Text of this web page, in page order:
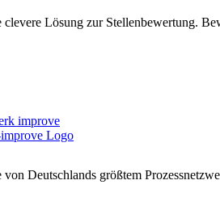
clevere Lösung zur Stellenbewertung.
improve
Deutschlands größtem